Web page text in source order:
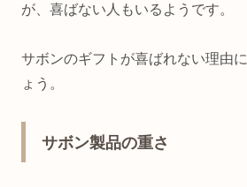
が、喜ばない人もいるようです。
サボンのギフトが喜ばれない理由
ょう。
サボン製品の重さ